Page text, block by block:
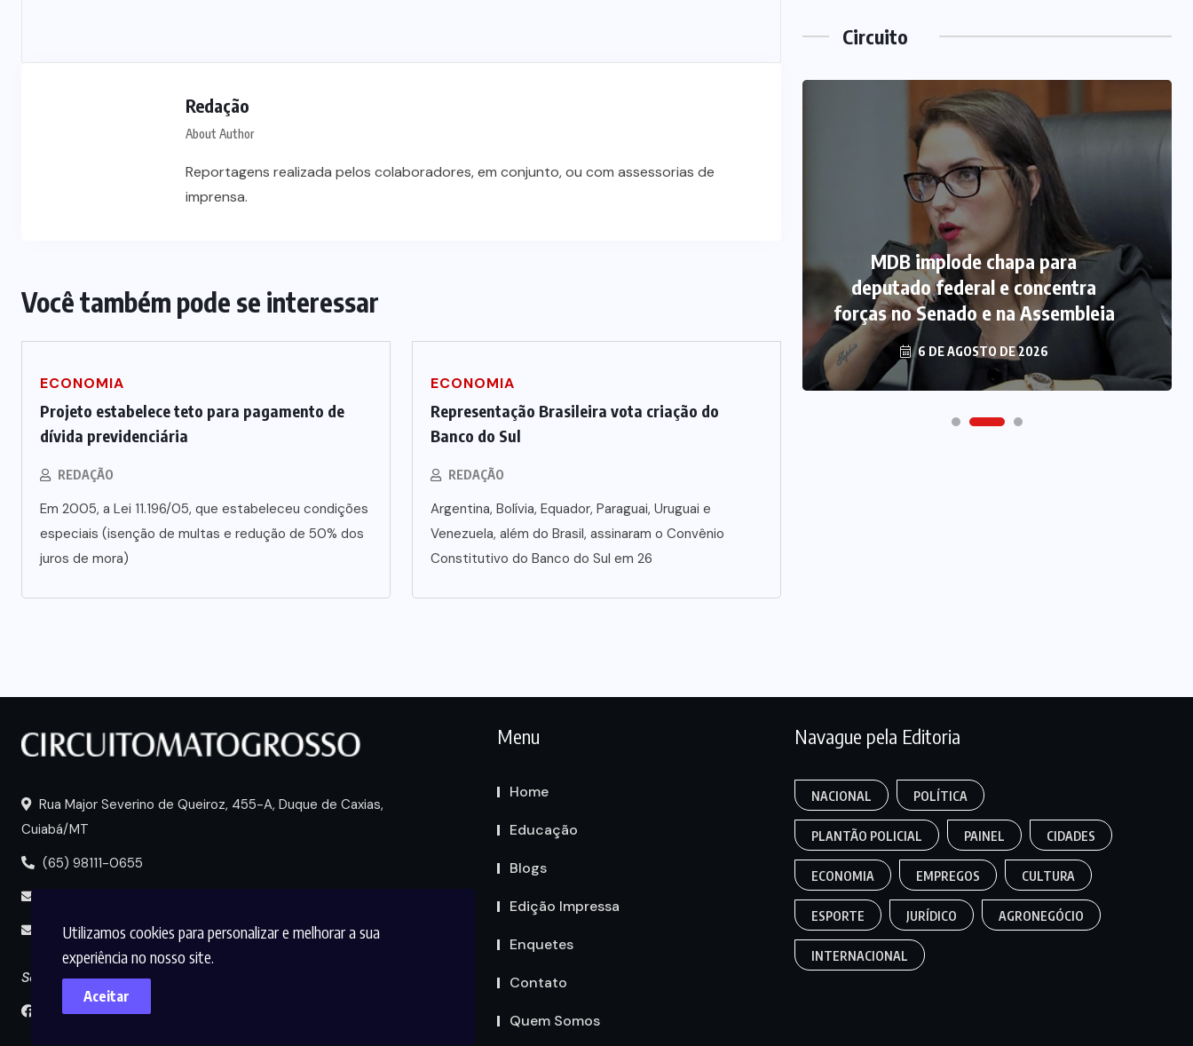
Utilizamos cookies para personalizar e melhorar a sua
experiência no nosso site.
Aceitar
Redação
About Author
Reportagens realizada pelos colaboradores, em conjunto, ou com assessorias de
imprensa.
Você também pode se interessar
ECONOMIA
Projeto estabelece teto para pagamento de
dívida previdenciária
REDAÇÃO
Em 2005, a Lei 11.196/05, que estabeleceu condições
especiais (isenção de multas e redução de 50% dos
juros de mora)
ECONOMIA
Representação Brasileira vota criação do
Banco do Sul
REDAÇÃO
Argentina, Bolívia, Equador, Paraguai, Uruguai e
Venezuela, além do Brasil, assinaram o Convênio
Constitutivo do Banco do Sul em 26
Circuito
úteis de alimentação em Mato
Grosso, aponta levantamento
MDB implode chapa para
deputado federal e concentra
forças no Senado e na Assembleia
6 DE AGOSTO DE 2026
Rua Major Severino de Queiroz, 455-A, Duque de Caxias,
Cuiabá/MT
(65) 98111-0655
midia@circuitomt.com.br
Seguir
Menu
Home
Educação
Blogs
Edição Impressa
Enquetes
Contato
Quem Somos
Navague pela Editoria
NACIONAL POLÍTICA
PLANTÃO POLICIAL PAINEL CIDADES
ECONOMIA EMPREGOS CULTURA
ESPORTE JURÍDICO AGRONEGÓCIO
INTERNACIONAL